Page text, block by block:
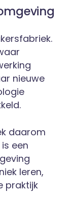
nieuwe
daarom
een
leren,
praktijk